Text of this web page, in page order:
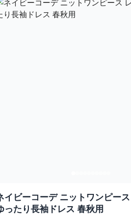
イビーコーデ ニットワンピー
ったり長袖ドレス 春秋用